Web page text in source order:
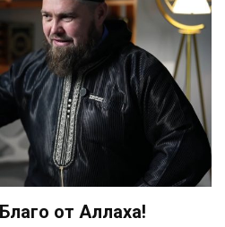
от Аллаха!